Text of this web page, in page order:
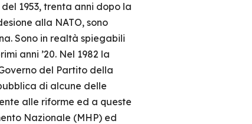
1953, trenta anni dopo la
alla NATO, sono
Sono in realtà spiegabili
anni ’20. Nel 1982 la
del Partito della
di alcune delle
alle riforme ed a queste
Nazionale (MHP) ed